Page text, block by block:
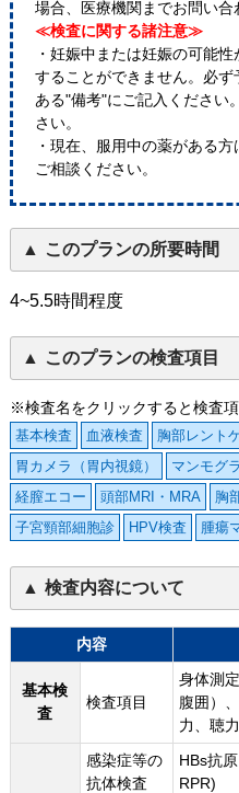
場合、医療機関までお問い合
≪検査に関する諸注意≫
・妊娠中または妊娠の可能
することができません。必
ある"備考"にご記入ください
さい。
・現在、服用中の薬がある
ご相談ください。
このプランの所要時間
4~5.5時間程度
このプランの検査項目
※検査名をクリックすると検査
基本検査 血液検査 胸部レント
胃カメラ（胃内視鏡）
マンモグ
経膣エコー
頭部MRI・MRA 胸
子宮頸部細胞診
HPV検査 腫瘍
検査内容について
内容
基本検
査
検査項目
身体測
腹囲）
力、聴力
感染症等の
抗体検査
HBs抗
RPR)